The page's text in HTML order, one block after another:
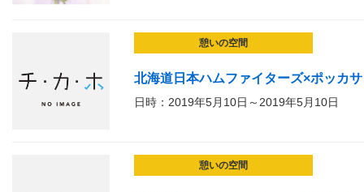
憩いの空間
北海道日本ハムファイターズ×ポッカ
日時：2019年5月10日～2019年5月10日
憩いの空間